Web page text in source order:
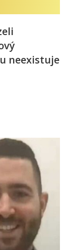
neexistuje